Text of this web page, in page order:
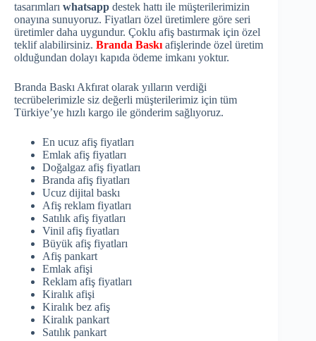
tasarımları whatsapp destek hattı ile müşterilerimizin
onayına sunuyoruz. Fiyatları özel üretimlere göre seri
üretimler daha uygundur. Çoklu afiş bastırmak için özel
teklif alabilirsiniz. Branda Baskıafişlerinde özel üretim
olduğundan dolayı kapıda ödeme imkanı yoktur.
Branda Baskı Akfırat olarak yılların verdiği
tecrübelerimizle siz değerli müşterilerimiz için tüm
Türkiye’ye hızlı kargo ile gönderim sağlıyoruz.
En ucuz afiş fiyatları
Emlak afiş fiyatları
Doğalgaz afiş fiyatları
Branda afiş fiyatları
Ucuz dijital baskı
Afiş reklam fiyatları
Satılık afiş fiyatları
Vinil afiş fiyatları
Büyük afiş fiyatları
Afiş pankart
Emlak afişi
Reklam afiş fiyatları
Kiralık afişi
Kiralık bez afiş
Kiralık pankart
Satılık pankart